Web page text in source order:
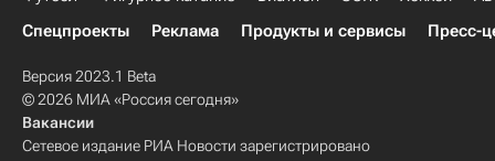
Спецпроекты
Реклама Продукты и сервисы Пресс-
Версия 2023.1 Beta
© 2026 МИА «Россия сегодня»
Вакансии
Сетевое издание РИА Новости зарегистрировано